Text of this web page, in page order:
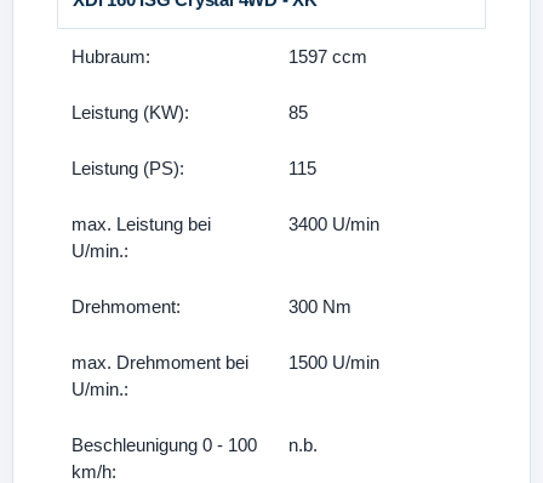
Hubraum: 1597 ccm
Leistung (KW): 85
Leistung (PS): 115
max. Leistung bei
U/min.:
3400 U/min
Drehmoment: 300 Nm
max. Drehmoment bei
U/min.:
1500 U/min
Beschleunigung 0 - 100
km/h:
n.b.